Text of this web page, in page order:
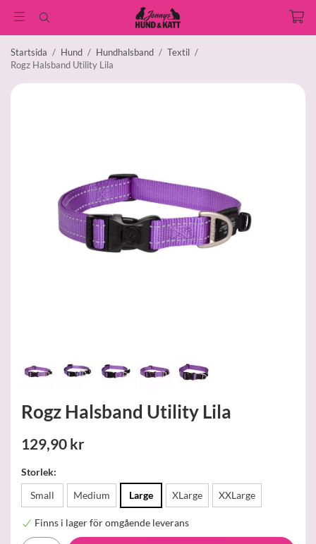
Startsida / Hund / Hundhalsband / Textil /
Rogz Halsband Utility Lila
Rogz Halsband Utility Lila
129,90 kr
Storlek:
Small
Medium Large XLarge XXLarge
Finns i lager för omgående leverans